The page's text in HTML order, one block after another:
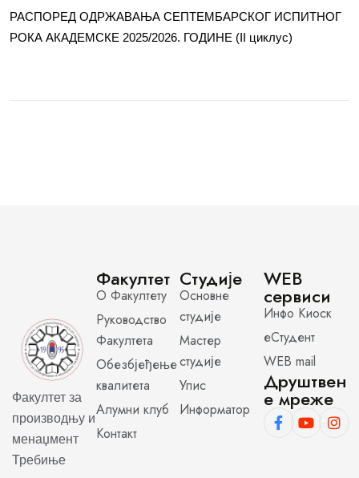
РАСПОРЕД ОДРЖАВАЊА СЕПТЕМБАРСКОГ ИСПИТНОГ
РОКА АКАДЕМСКЕ 2025/2026. ГОДИНЕ (II циклус)
Факултет за
производњу и
менаџмент
Требиње
Факултет
О Факултету
Руководство
Факултета
Обезбјеђење
квалитета
Алумни клуб
Контакт
Студије
Основне
студије
Мастер
студије
Упис
Информатор
WEB
сервиси
Инфо Киоск
еСтудент
WEB mail
Друштвен
е мреже